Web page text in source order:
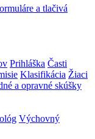
a tlačivá
Prihláška Časti
Klasifikácia Žiaci
a opravné skúšky
Výchovný